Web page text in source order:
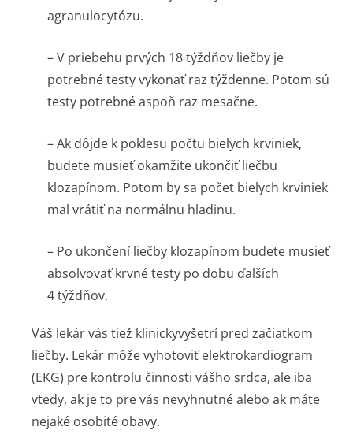
agranulocytózu.
– V priebehu prvých 18 týždňov liečby je
potrebné testy vykonať raz týždenne. Potom sú
testy potrebné aspoň raz mesačne.
– Ak dôjde k poklesu počtu bielych krviniek,
budete musieť okamžite ukončiť liečbu
klozapínom. Potom by sa počet bielych krviniek
mal vrátiť na normálnu hladinu.
– Po ukončení liečby klozapínom budete musieť
absolvovať krvné testy po dobu ďalších
4 týždňov.
Váš lekár vás tiež klinickyvyšetrí pred začiatkom
liečby. Lekár môže vyhotoviť elektrokardiogram
(EKG) pre kontrolu činnosti vášho srdca, ale iba
vtedy, ak je to pre vás nevyhnutné alebo ak máte
nejaké osobité obavy.